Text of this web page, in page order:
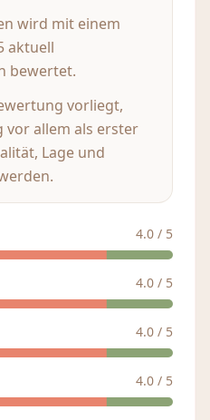
wird mit einem
aktuell
bewertet.
vorliegt,
vor allem als erster
Lage und
4.0 / 5
4.0 / 5
4.0 / 5
4.0 / 5